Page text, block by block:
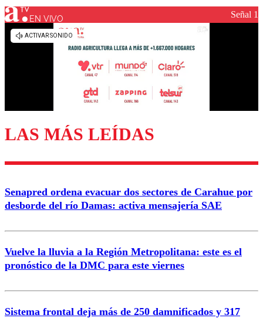
Los comentarios son moderados para garantizar un
Enviar comentario
EN VIVO Señal 1
LAS MÁS LEÍDAS
Senapred ordena evacuar dos sectores de Carahue por
desborde del río Damas: activa mensajería SAE
Vuelve la lluvia a la Región Metropolitana: este es el
pronóstico de la DMC para este viernes
Sistema frontal deja más de 250 damnificados y 317